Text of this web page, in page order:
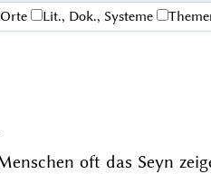
Lit., Dok., Systeme
oft das Seyn